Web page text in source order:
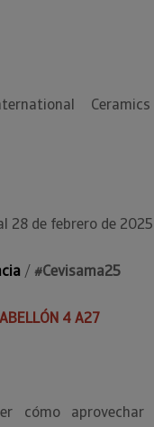
28 de febrero de 2025
/#Cevisama25
4 A27
cómo